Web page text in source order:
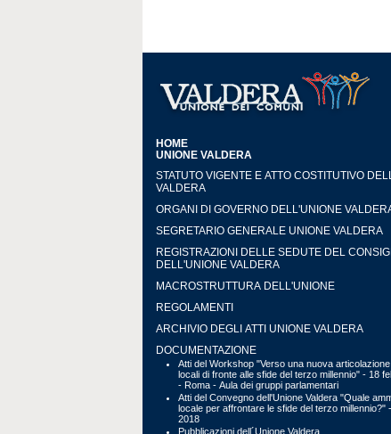
HOME
UNIONE VALDERA
STATUTO VIGENTE E ATTO COSTITUTIVO
VALDERA
ORGANI DI GOVERNO DELL'UNIONE
SEGRETARIO GENERALE UNIONE VALDERA
REGISTRAZIONI DELLE SEDUTE DEL
DELL'UNIONE VALDERA
MACROSTRUTTURA DELL'UNIONE
REGOLAMENTI
ARCHIVIO DEGLI ATTI UNIONE VALDERA
DOCUMENTAZIONE
Atti del Workshop "Verso una nuova
locali di fronte alle sfide del terzo millennio" - 18
- Roma - Aula dei gruppi parlamentari
Atti del Convegno dell'Unione Valdera "Quale
locale per affrontare le sfide del terzo millennio?"
2018
Pubblicazioni dell´Unione Valdera